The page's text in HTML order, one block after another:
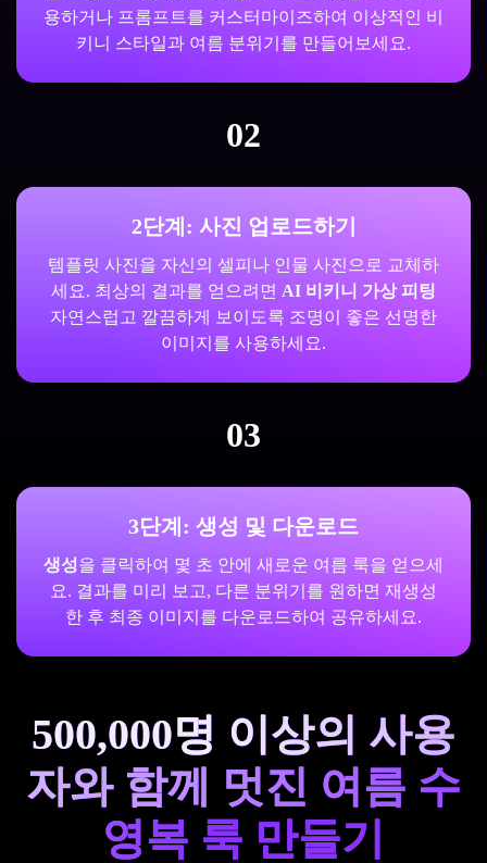
용하거나 프롬프트를 커스터마이즈하여 이상적인 비
키니 스타일과 여름 분위기를 만들어보세요.
02
2단계: 사진 업로드하기
템플릿 사진을 자신의 셀피나 인물 사진으로 교체하
세요. 최상의 결과를 얻으려면 AI 비키니 가상 피팅
자연스럽고 깔끔하게 보이도록 조명이 좋은 선명한
이미지를 사용하세요.
03
3단계: 생성 및 다운로드
생성을 클릭하여 몇 초 안에 새로운 여름 룩을 얻으세
요. 결과를 미리 보고, 다른 분위기를 원하면 재생성
한 후 최종 이미지를 다운로드하여 공유하세요.
500,000명 이상의 사용
자와 함께 멋진 여름 수
영복 룩 만들기